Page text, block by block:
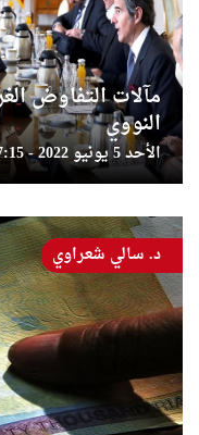
مآلات التفاوض
النووي
الأحد 5 يونيو 2022 - 19:07:15
د. سالي شعراوي